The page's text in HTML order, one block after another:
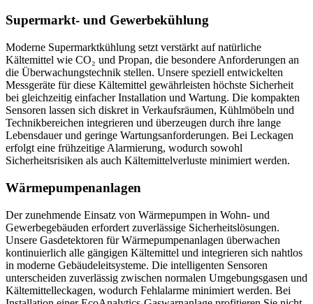
Supermarkt- und Gewerbekühlung
Moderne Supermarktkühlung setzt verstärkt auf natürliche
Kältemittel wie CO₂ und Propan, die besondere Anforderungen an
die Überwachungstechnik stellen. Unsere speziell entwickelten
Messgeräte für diese Kältemittel gewährleisten höchste Sicherheit
bei gleichzeitig einfacher Installation und Wartung. Die kompakten
Sensoren lassen sich diskret in Verkaufsräumen, Kühlmöbeln und
Technikbereichen integrieren und überzeugen durch ihre lange
Lebensdauer und geringe Wartungsanforderungen. Bei Leckagen
erfolgt eine frühzeitige Alarmierung, wodurch sowohl
Sicherheitsrisiken als auch Kältemittelverluste minimiert werden.
Wärmepumpenanlagen
Der zunehmende Einsatz von Wärmepumpen in Wohn- und
Gewerbegebäuden erfordert zuverlässige Sicherheitslösungen.
Unsere Gasdetektoren für Wärmepumpenanlagen überwachen
kontinuierlich alle gängigen Kältemittel und integrieren sich nahtlos
in moderne Gebäudeleitsysteme. Die intelligenten Sensoren
unterscheiden zuverlässig zwischen normalen Umgebungsgasen und
Kältemittelleckagen, wodurch Fehlalarme minimiert werden. Bei